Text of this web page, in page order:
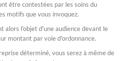
être contestées par les soins du
motifs que vous invoquez.
alors l'objet d'une audience devant le
montant par voie d'ordonnance.
déterminé, vous serez à même de